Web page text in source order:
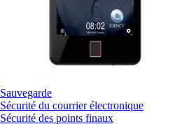
Sauvegarde
Sécurité du courrier électronique
Sécurité des points finaux